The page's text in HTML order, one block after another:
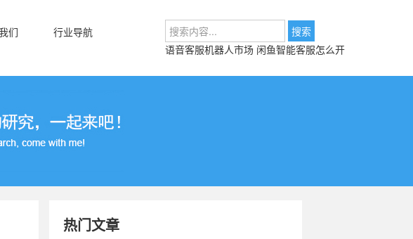
们
行业导航
语音客服机器人市场 闲鱼智能客服怎么开
热门文章